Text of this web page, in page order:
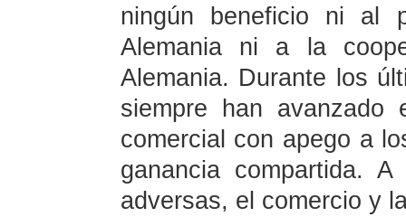
ningún beneficio ni al
Alemania ni a la
Alemania. Durante los
siempre han avanzado
comercial con apego a
ganancia compartida.
adversas, el comercio y